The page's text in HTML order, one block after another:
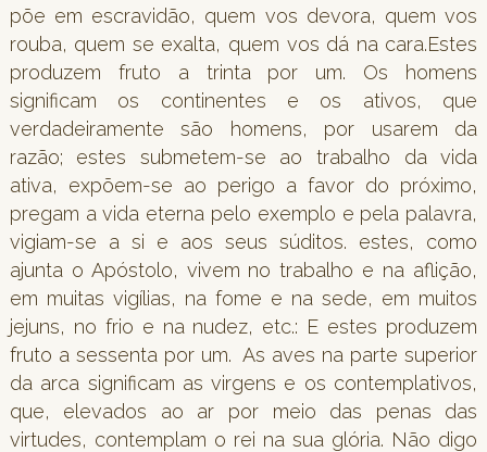
põe em escravidão, quem vos devora, quem vos
rouba, quem se exalta, quem vos dá na cara.Estes
produzem fruto a trinta por um. Os homens
significam os continentes e os ativos, que
verdadeiramente são homens, por usarem da
razão; estes submetem-se ao trabalho da vida
ativa, expõem-se ao perigo a favor do próximo,
pregam a vida eterna pelo exemplo e pela palavra,
vigiam-se a si e aos seus súditos. estes, como
ajunta o Apóstolo, vivem no trabalho e na aflição,
em muitas vigílias, na fome e na sede, em muitos
jejuns, no frio e na nudez, etc.: E estes produzem
fruto a sessenta por um. As aves na parte superior
da arca significam as virgens e os contemplativos,
que, elevados ao ar por meio das penas das
virtudes, contemplam o rei na sua glória. Não digo